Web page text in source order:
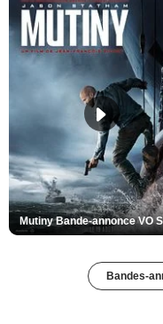
Mutiny Bande-annonce VO
Bandes-